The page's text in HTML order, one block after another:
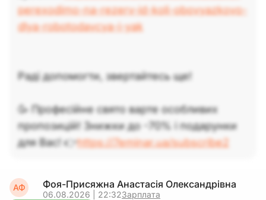
perexodimo-na-rezerv-id-koli-obovyazkovo-
dlya-robotodavcya-i-yak
Раді допомогти, звертайтесь ще!
🥳 Професійне свято варте особливих
пропозицій! Знижки до -70% і подарунки
для Вас! 👉https://7eminar.ua/subscribe2
АФ Фоя-Присяжна Анастасія Олександрівна
06.08.2026 | 22:32Зарплата